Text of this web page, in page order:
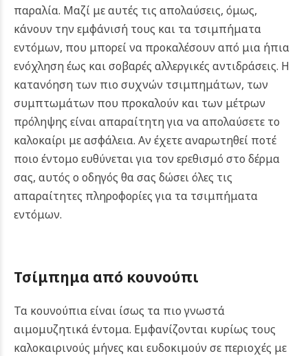
παραλία. Μαζί με αυτές τις απολαύσεις, όμως,
κάνουν την εμφάνισή τους και τα τσιμπήματα
εντόμων, που μπορεί να προκαλέσουν από μια ήπια
ενόχληση έως και σοβαρές αλλεργικές αντιδράσεις. Η
κατανόηση των πιο συχνών τσιμπημάτων, των
συμπτωμάτων που προκαλούν και των μέτρων
πρόληψης είναι απαραίτητη για να απολαύσετε το
καλοκαίρι με ασφάλεια. Αν έχετε αναρωτηθεί ποτέ
ποιο έντομο ευθύνεται για τον ερεθισμό στο δέρμα
σας, αυτός ο οδηγός θα σας δώσει όλες τις
απαραίτητες πληροφορίες για τα τσιμπήματα
εντόμων.
Τσίμπημα από κουνούπι
Τα κουνούπια είναι ίσως τα πιο γνωστά
αιμομυζητικά έντομα. Εμφανίζονται κυρίως τους
καλοκαιρινούς μήνες και ευδοκιμούν σε περιοχές με